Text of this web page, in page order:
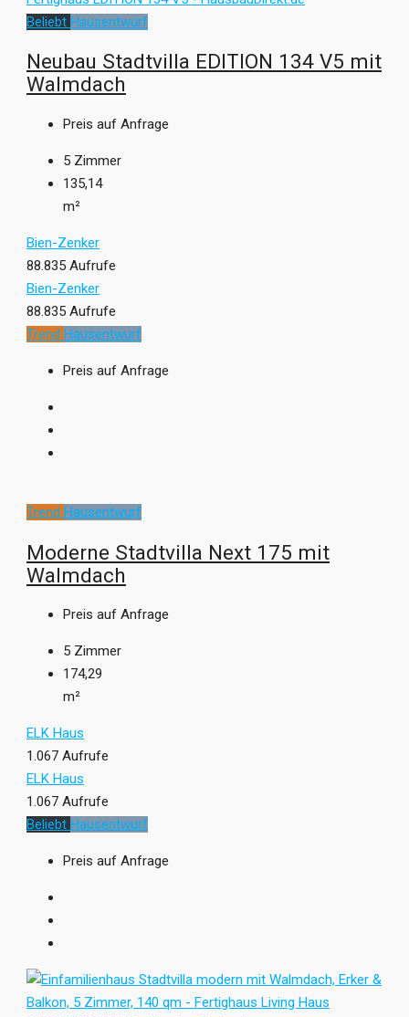
Beliebt Hausentwurf
Neubau Stadtvilla EDITION 134 V5 mit
Walmdach
Preis auf Anfrage
5 Zimmer
135,14
m²
Bien-Zenker
88.835 Aufrufe
Bien-Zenker
88.835 Aufrufe
Trend Hausentwurf
Preis auf Anfrage
Trend Hausentwurf
Moderne Stadtvilla Next 175 mit
Walmdach
Preis auf Anfrage
5 Zimmer
174,29
m²
ELK Haus
1.067 Aufrufe
ELK Haus
1.067 Aufrufe
Beliebt Hausentwurf
Preis auf Anfrage